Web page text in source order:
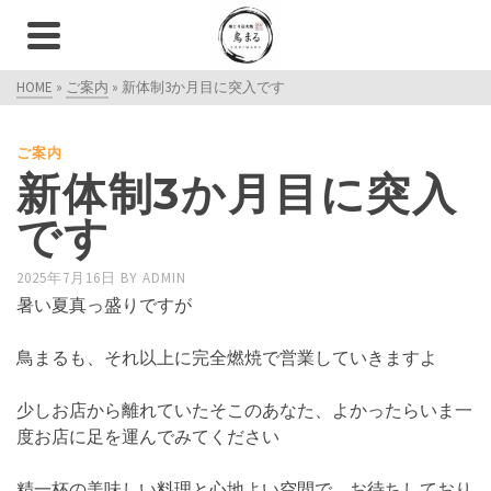
HOME » ご案内 » 新体制3か月目に突入です
ご案内
新体制3か月目に突入
です
2025年7月16日 BY ADMIN
暑い夏真っ盛りですが
鳥まるも、それ以上に完全燃焼で営業していきますよ
少しお店から離れていたそこのあなた、よかったらいま一
度お店に足を運んでみてください